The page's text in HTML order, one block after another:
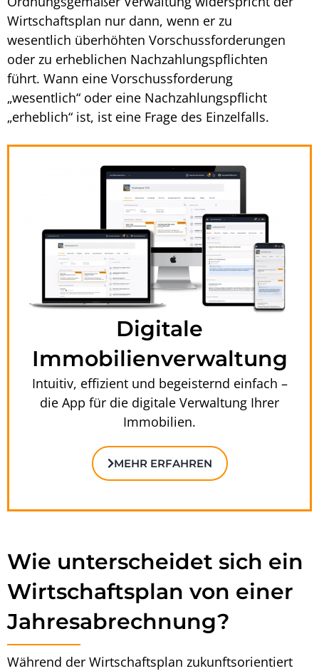
Wirtschaftsplan nur dann, wenn er zu
wesentlich überhöhten Vorschussforderungen
oder zu erheblichen Nachzahlungspflichten
führt. Wann eine Vorschussforderung
„wesentlich“ oder eine Nachzahlungspflicht
„erheblich“ ist, ist eine Frage des Einzelfalls.
Digitale
Immobilienverwaltung
Intuitiv, effizient und begeisternd einfach –
die App für die digitale Verwaltung Ihrer
Immobilien.
MEHR ERFAHREN
Wie unterscheidet sich ein
Wirtschaftsplan von einer
Jahresabrechnung?
Während der Wirtschaftsplan zukunftsorientiert